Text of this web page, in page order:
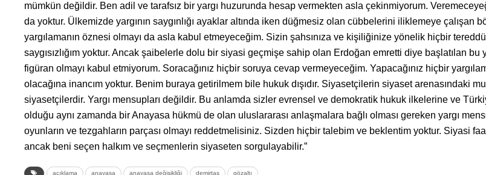
mümkün değildir. Ben adil ve tarafsız bir yargı huzurunda hesap vermekten asla çekinmiyorum.
da yoktur. Ülkemizde yargının saygınlığı ayaklar altında iken düğmesiz olan cübbelerini iliklemeye çalışan
yargılamanın öznesi olmayı da asla kabul etmeyeceğim. Sizin şahsınıza ve kişiliğinize yönelik hiçbir
saygısızlığım yoktur. Ancak şaibelerle dolu bir siyasi geçmişe sahip olan Erdoğan emretti diye başlatılan bu
figüran olmayı kabul etmiyorum. Soracağınız hiçbir soruya cevap vermeyeceğim. Yapacağınız hiçbir
olacağına inancım yoktur. Benim buraya getirilmem bile hukuk dışıdır. Siyasetçilerin siyaset arenasındaki
siyasetçilerdir. Yargı mensupları değildir. Bu anlamda sizler evrensel ve demokratik hukuk ilkelerine ve
olduğu aynı zamanda bir Anayasa hükmü de olan uluslararası anlaşmalara bağlı olması gereken yargı
oyunların ve tezgahların parçası olmayı reddetmelisiniz. Sizden hiçbir talebim ve beklentim yoktur. Siyasi
ancak beni seçen halkım ve seçmenlerin siyaseten sorgulayabilir.”
açıklama anayasa anayasa değişikliği demirtaş gözaltı